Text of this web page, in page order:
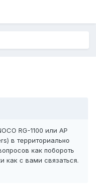
RG-1100 или AP
в территориально
как побороть
как с вами связаться.